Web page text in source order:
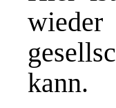
kann.